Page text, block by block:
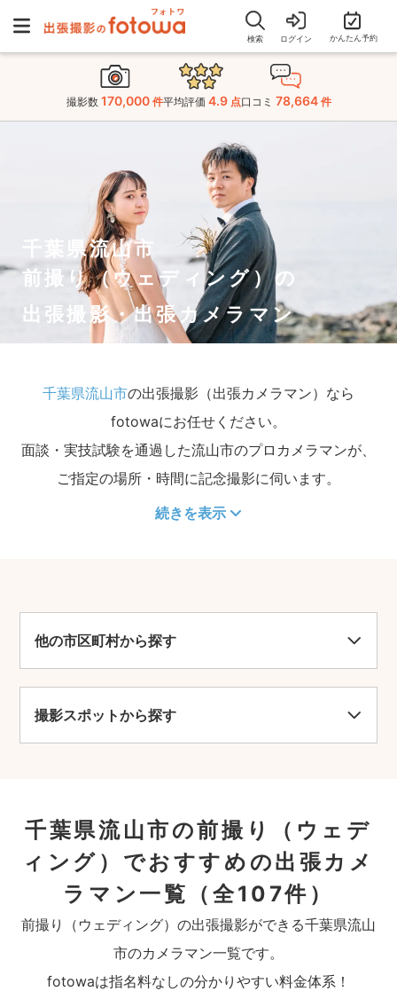
検索 ログイン かんたん予約
撮影数 170,000 件平均評価 4.9 点口コミ 78,664 件
千葉県流山市
前撮り（ウェディング）の
出張撮影・出張カメラマン
千葉県流山市の出張撮影（出張カメラマン）なら
fotowaにお任せください。
面談・実技試験を通過した流山市のプロカメラマンが、
ご指定の場所・時間に記念撮影に伺います。
続きを表示
他の市区町村から探す
撮影スポットから探す
千葉県流山市の前撮り（ウェデ
ィング）でおすすめの出張カメ
ラマン一覧
（全107件）
前撮り（ウェディング）の出張撮影ができる千葉県流山
市のカメラマン一覧です。
fotowaは指名料なしの分かりやすい料金体系！